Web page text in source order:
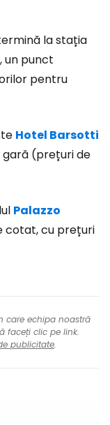
la stația
un punct
pentru
Hotel Barsotti
gară (prețuri de
Palazzo
cotat, cu prețuri
care echipa noastră
faceți clic pe link.
publicitate.